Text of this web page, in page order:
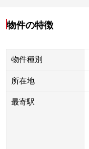
物件の特徴
物件種別
所在地
最寄駅